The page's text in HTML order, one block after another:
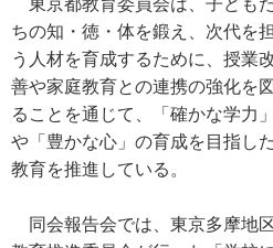
東京都教育委員会は、子どもた
ちの知・徳・体を鍛え、次代を担
う人材を育成するために、授業
善や家庭教育との連携の強化を図
ることを通じて、「確かな学力」
や「豊かな心」の育成を目指した
教育を推進している。
同会報告会では、東京多摩地